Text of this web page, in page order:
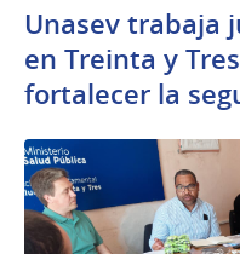
Unasev trabaja
en Treinta y
fortalecer la